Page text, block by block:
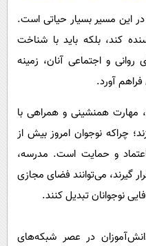
این مسیر بسیار حیاتی است.
کند، بلکه باید با شناخت
و اجتماعی آنان، زمینه
آورد.
مهارت همنشینی و همراهی با
چراکه نوجوان امروز بیش از
و حمایت است. مدرسه،
گیرند، می‌توانند فضای مجازی
نوجوانان تبدیل کنند.
در عصر شبکه‌های